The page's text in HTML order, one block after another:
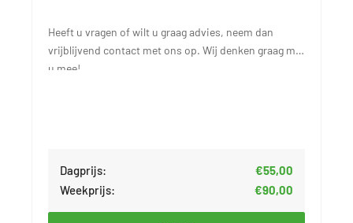
Heeft u vragen of wilt u graag advies, neem dan
vrijblijvend contact met ons op. Wij denken graag met
u mee!
Dagprijs:
€55,00
Weekprijs:
€90,00